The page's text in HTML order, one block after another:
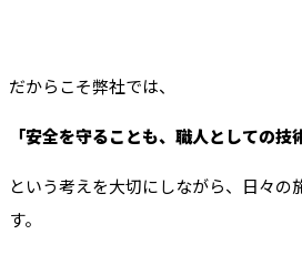
だからこそ弊社では、
「安全を守ることも、職人としての技
という考えを大切にしながら、日々の
す。